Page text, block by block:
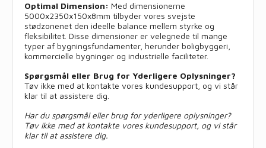
Optimal Dimension: Med dimensionerne
5000x2350x150x8mm tilbyder vores svejste
stødzonenet den ideelle balance mellem styrke og
fleksibilitet. Disse dimensioner er velegnede til mange
typer af bygningsfundamenter, herunder boligbyggeri,
kommercielle bygninger og industrielle faciliteter.
Spørgsmål eller Brug for Yderligere Oplysninger?
Tøv ikke med at kontakte vores kundesupport, og vi står
klar til at assistere dig.
Har du spørgsmål eller brug for yderligere oplysninger?
Tøv ikke med at kontakte vores kundesupport, og vi står
klar til at assistere dig.